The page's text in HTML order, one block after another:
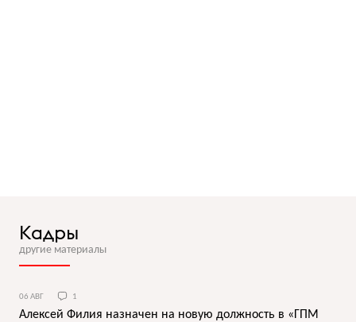
Кадры
другие материалы
06 АВГ 1
Алексей Филия назначен на новую должность в «ГПМ